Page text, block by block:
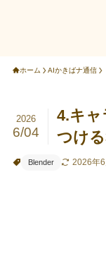
ホーム AIかきばナ通信
4.キ
つけ
2026
6/04
Blender 2026年6